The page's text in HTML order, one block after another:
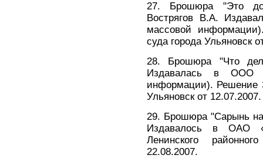
27. Брошюра "Это
Вострягов В.А.
массовой
суда города Ульяновск
28. Брошюра "Что
Издавалась в ООО
информации). Решение
Ульяновск от 12.07.2007.
29. Брошюра "Сарынь
Издавалось в ОАО
Ленинского
22.08.2007.